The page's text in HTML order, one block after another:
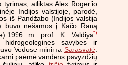
tyrimas, atliktas Alex Roger’io
Indijos valstijoje, parodė,
iš Pandžabo (Indijos valstija
buvo nešamos į Kačo Raną
m. prof. K. Valdiya*)
savybes ir
Vedose minima Sarasvatė
paėmė vandens pavyzdžių